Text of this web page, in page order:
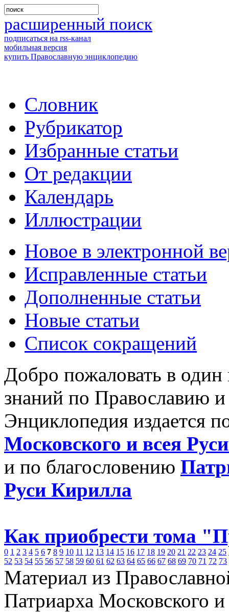
расширенный поиск
подписаться на rss-канал
мобильная версия
купить Православную энциклопедию
Словник
Рубрикатор
Избранные статьи
От редакции
Календарь
Иллюстрации
Новое в электронной
Исправленные статьи
Дополненные статьи
Новые статьи
Список сокращений
Добро пожаловать в
знаний по Православию
Энциклопедия издается
Московского и всея
и по благословению
Руси Кирилла
Как приобрести тома
0 1 2 3 4 5 6 7 8 9 10 11 12 13 14 15 16 17 18 19 20 21 22 23 24 25
52 53 54 55 56 57 58 59 60 61 62 63 64 65 66 67 68 69 70 71 72 73
Материал из
Патриарха Московского